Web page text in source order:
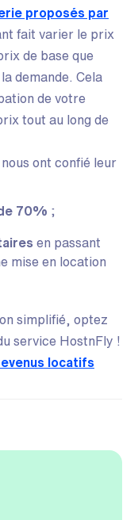
proposés par
fait varier le prix
de base que
demande. Cela
de votre
tout au long de
ont confié leur
70% ;
en passant
mise en location
simplifié, optez
service HostnFly !
locatifs